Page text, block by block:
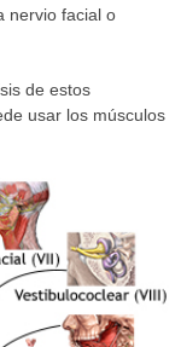
nervio facial o
de estos
usar los músculos